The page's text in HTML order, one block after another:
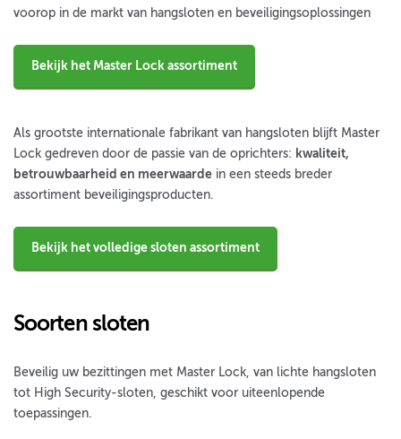
voorop in de markt van hangsloten en beveiligingsoplossingen
Bekijk het Master Lock assortiment
Als grootste internationale fabrikant van hangsloten blijft Master
Lock gedreven door de passie van de oprichters: kwaliteit,
betrouwbaarheid en meerwaarde in een steeds breder
assortiment beveiligingsproducten.
Bekijk het volledige sloten assortiment
Soorten sloten
Beveilig uw bezittingen met Master Lock, van lichte hangsloten
tot High Security-sloten, geschikt voor uiteenlopende
toepassingen.